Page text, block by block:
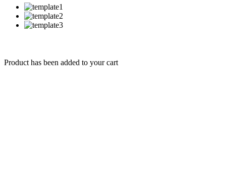
Product has been added to your cart